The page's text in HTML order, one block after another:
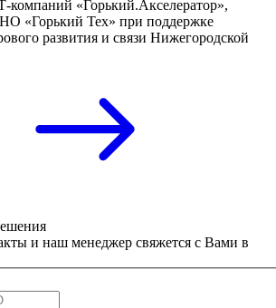
компаний «Горький.Акселератор»,
«Горький Тех» при поддержке
развития и связи Нижегородской
и наш менеджер свяжется с Вами в